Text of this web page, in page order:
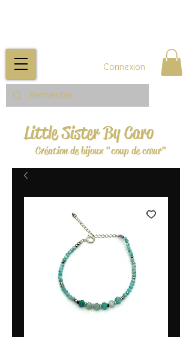
Little Sister By Caro
Création de bijoux "coup de cœur"
Connexion